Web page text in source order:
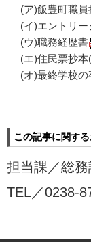
(ア)飯豊町職
(イ)エントリー
(ウ)職務経歴書
(エ)住民票抄
(オ)最終学校
この記事に関す
担当課／総
TEL／0238-